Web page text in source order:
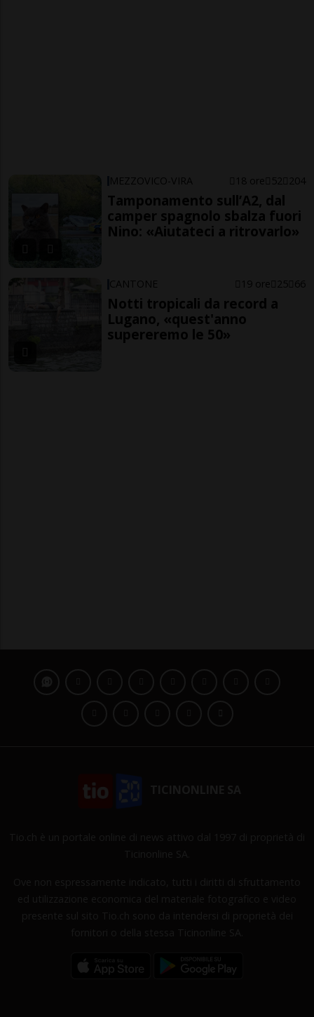
MEZZOVICO-VIRA 18 ore 52 204
Tamponamento sull’A2, dal
camper spagnolo sbalza fuori
Nino: «Aiutateci a ritrovarlo»
CANTONE 19 ore 25 66
Notti tropicali da record a
Lugano, «quest'anno
supereremo le 50»